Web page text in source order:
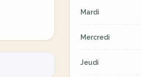
Mardi
Mercredi
Jeudi